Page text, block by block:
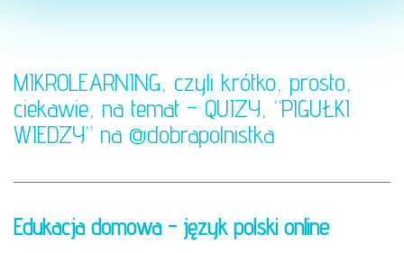
MIKROLEARNING, czyli krótko, prosto,
ciekawie, na temat – QUIZY, “PIGUŁKI
WIEDZY” na @dobrapolnistka
Edukacja domowa - język polski online